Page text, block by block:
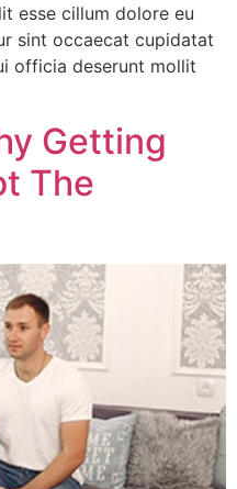
esse cillum dolore eu
sint occaecat cupidatat
officia deserunt mollit
Getting
The